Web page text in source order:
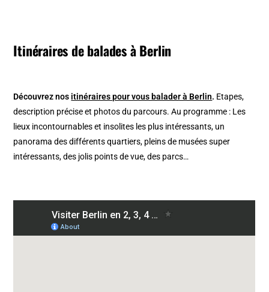
Itinéraires de balades à Berlin
Découvrez nos itinéraires pour vous balader à Berlin. Etapes,
description précise et photos du parcours. Au programme : Les
lieux incontournables et insolites les plus intéressants, un
panorama des différents quartiers, pleins de musées super
intéressants, des jolis points de vue, des parcs…